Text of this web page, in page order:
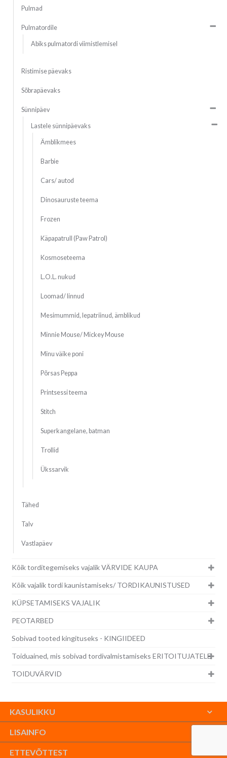
Pulmad
Pulmatordile
Abiks pulmatordi viimistlemisel
Ristimise päevaks
Sõbrapäevaks
Sünnipäev
Lastele sünnipäevaks
Ämblikmees
Barbie
Cars/ autod
Dinosauruste teema
Frozen
Käpapatrull (Paw Patrol)
Kosmoseteema
L.O.L. nukud
Loomad/ linnud
Mesimummid, lepatriinud, ämblikud
Minnie Mouse/ Mickey Mouse
Minu väike poni
Põrsas Peppa
Printsessi teema
Stitch
Superkangelane, batman
Trollid
Ükssarvik
Tähed
Talv
Vastlapäev
Kõik torditegemiseks vajalik VÄRVIDE KAUPA
Kõik vajalik tordi kaunistamiseks/ TORDIKAUNISTUSED
KÜPSETAMISEKS VAJALIK
PEOTARBED
Sobivad tooted kingituseks - KINGIIDEED
Toiduained, mis sobivad tordivalmistamiseks ERITOITUJATELE
TOIDUVÄRVID
KASULIKKU
LISAINFO
ETTEVÕTTEST